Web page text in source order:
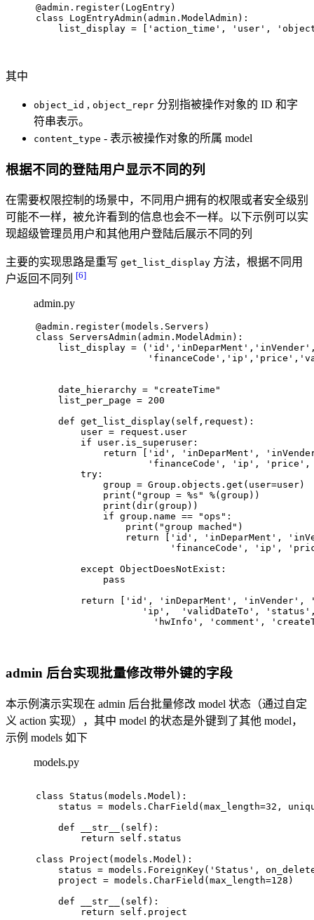
@admin.register( LogEntry)
class
LogEntryAdmin (admin.ModelAdmin):
    list_display = [
'action_time' , 'user' ,
其中
object_id , object_repr 分别指被操作对象的 ID 和字
符串表示。
content_type - 表示被操作对象的所属 model
根据不同的登陆用户显示不同的列
在需要权限控制的场景中，不同用户拥有的权限或者安全级别
可能不一样，被允许看到的信息也会不一样。以下示例可以实
现超级管理员用户和其他用户登陆后展示不同的列
主要的实现思路是重写 get_list_display 方法，根据不同用
户返回不同列 [6]
admin.py
@admin.register( models.Servers )
class
ServersAdmin (admin.ModelAdmin):
    list_display = (
'id' , 'inDeparMent' , 'inVender'
'financeCode' , 'ip' , 'price' ,
    date_hierarchy =
"createTime"
    list_per_page =
200
def get_list_display( self,request ):
        user = request.user
if user.is_superuser:
return
'id' , 'inDeparMent' ,
'financeCode' , 'ip' , 'price'
try :
            group = Group.objects.get(user=user)
print ( "group = %s"
%(group))
print ( dir(group))
if group.name == "ops" :
print ( "group mached" )
return
'id' , 'inDeparMent' ,
'financeCode' , 'ip' ,
except ObjectDoesNotExist:
pass
return
'id' , 'inDeparMent' , 'inVender' ,
'ip' , 'validDateTo' , 'status'
'hwInfo' , 'comment' ,
admin 后台实现批量修改带外键的字段
本示例演示实现在 admin 后台批量修改 model 状态（通过自定
义 action 实现），其中 model 的状态是外键到了其他 model，
示例 models 如下
models.py
class Status (models.Model):
    status = models.CharField(max_length=
32 ,
def
__str__ ( self ):
return self.status
class
Project (models.Model):
    status = models.ForeignKey(
'Status' ,
    project = models.CharField(max_length=
128 )
def
__str__ ( self ):
return self.project